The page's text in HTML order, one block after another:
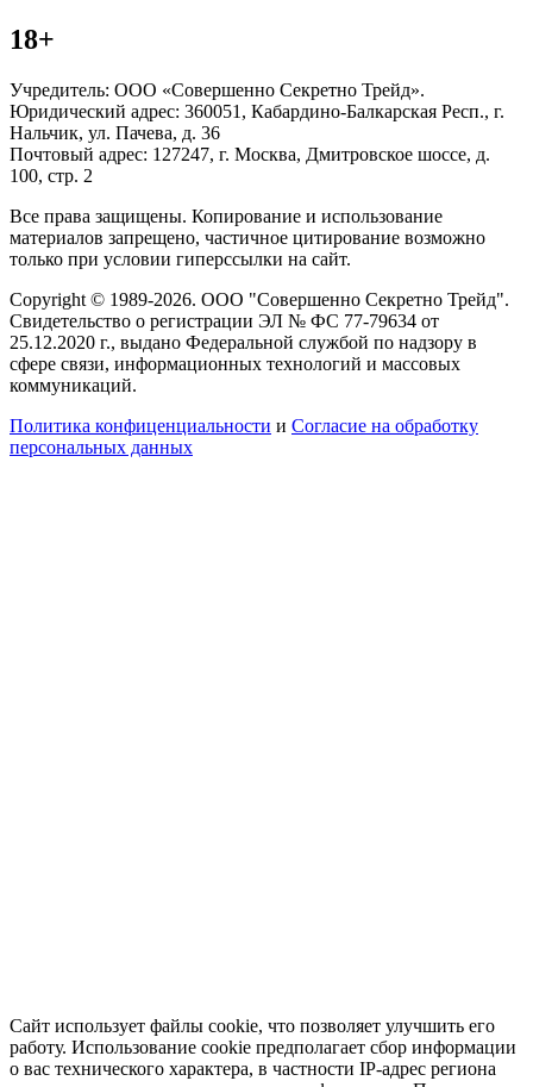
18+
Учредитель: ООО «Совершенно Секретно Трейд».
Юридический адрес: 360051, Кабардино-Балкарская Респ., г.
Нальчик, ул. Пачева, д. 36
Почтовый адрес: 127247, г. Москва, Дмитровское шоссе, д.
100, стр. 2
Все права защищены. Копирование и использование
материалов запрещено, частичное цитирование возможно
только при условии гиперссылки на сайт.
Copyright © 1989-2026. ООО "Совершенно Секретно Трейд".
Свидетельство о регистрации ЭЛ № ФС 77-79634 от
25.12.2020 г., выдано Федеральной службой по надзору в
сфере связи, информационных технологий и массовых
коммуникаций.
Политика конфиценциальности и Согласие на обработку
персональных данных
Сайт использует файлы cookie, что позволяет улучшить его
работу. Использование cookie предполагает сбор информации
о вас технического характера, в частности IP-адрес региона